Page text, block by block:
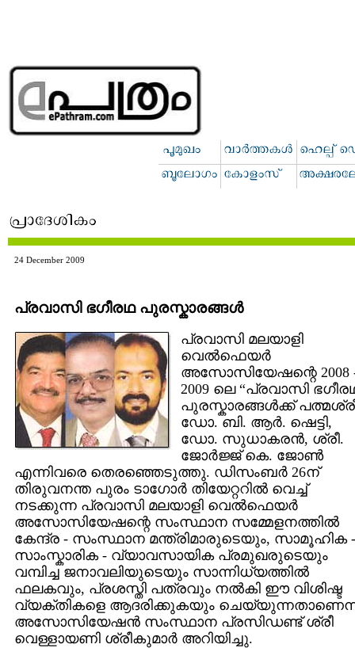
24 December 2009
പ്രവാസി ഭഗീരഥ പുരസ്കാരങ്ങള്‍
പ്രവാസി മലയാളി
വെല്‍ഫെയര്‍
അസോസിയേഷന്റെ 2008
2009 ലെ “പ്രവാസി
പുരസ്കാരങ്ങള്‍ക്ക്
ഡോ. ബി. ആര്‍. ഷെട്ടി,
ഡോ. സുധാകരന്‍, ശ്രീ.
ജോര്‍ജ്ജ് കെ. ജോണ്‍
എന്നിവരെ തെരഞ്ഞെടുത്തു. ഡിസംബര്‍ 26ന്
തിരുവനന്ത പുരം ടാഗോര്‍ തിയേറ്ററില്‍ വെച്ച്
നടക്കുന്ന പ്രവാസി മലയാളി വെല്‍ഫെയര്‍
അസോസിയേഷന്റെ സംസ്ഥാന സമ്മേളനത്തില്‍
കേന്ദ്ര - സംസ്ഥാന മന്ത്രിമാരുടെയും, സാമൂഹിക -
സാംസ്കാരിക - വ്യാവസായിക പ്രമുഖരുടെയും
വമ്പിച്ച ജനാവലിയുടെയും സാന്നിധ്യത്തില്‍
ഫലകവും, പ്രശസ്തി പത്രവും നല്‍കി ഈ വിശിഷ്ട
വ്യക്തികളെ ആദരിക്കുകയും
അസോസിയേഷന്‍ സംസ്ഥാന പ്രസിഡണ്ട് ശ്രീ
വെള്ളായണി ശ്രീകുമാര്‍ അറിയിച്ചു.